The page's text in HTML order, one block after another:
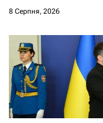
8 Серпня, 2026